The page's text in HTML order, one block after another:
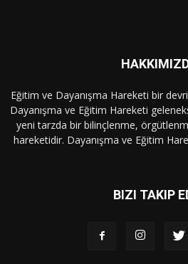
Eğitim ve Dayanışma Hareketi bir
Dayanışma ve Eğitim Hareketi
yeni tarzda bir bilinçlenme,
hareketidir. Dayanışma ve Eğitim
BIZI TAKIP